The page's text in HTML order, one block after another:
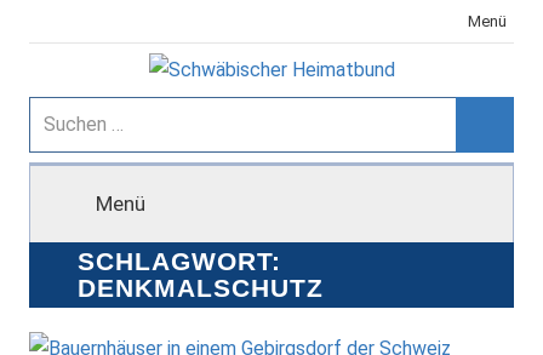
Inhalt
Menü
Schwäbischer
Heimatbund
Suchen
nach:
Menü
SCHLAGWORT:
DENKMALSCHUTZ